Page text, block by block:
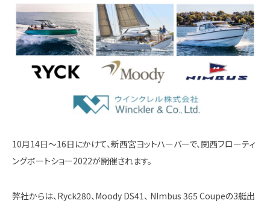
10月14日～16日にかけて、新西宮ヨットハーバーで、関西フローティ
ングボートショー2022が開催されます。
弊社からは、Ryck280、Moody DS41、 NImbus 365 Coupeの3艇出